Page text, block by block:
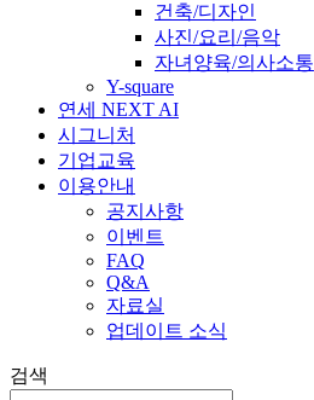
건축/디자인
사진/요리/음악
자녀양육/의사소통
Y-square
연세 NEXT AI
시그니처
기업교육
이용안내
공지사항
이벤트
FAQ
Q&A
자료실
업데이트 소식
검색